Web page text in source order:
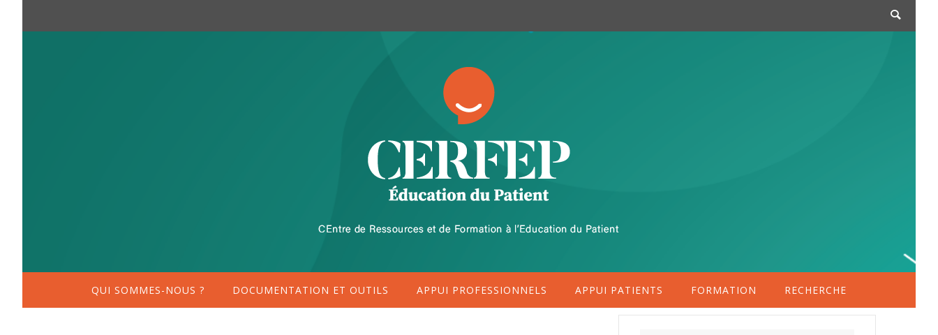
QUI SOMMES-NOUS ? DOCUMENTATION ET OUTILS APPUI PROFESSIONNELS APPUI PATIENTS FORMATION RECHERCHE